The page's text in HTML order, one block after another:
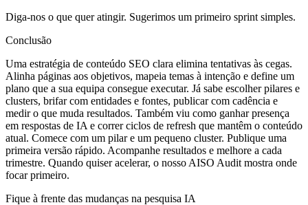
Diga‑nos o que quer atingir. Sugerimos um primeiro sprint simples.
Conclusão
Uma estratégia de conteúdo SEO clara elimina tentativas às cegas.
Alinha páginas aos objetivos, mapeia temas à intenção e define um
plano que a sua equipa consegue executar. Já sabe escolher pilares e
clusters, brifar com entidades e fontes, publicar com cadência e
medir o que muda resultados. Também viu como ganhar presença
em respostas de IA e correr ciclos de refresh que mantêm o conteúdo
atual. Comece com um pilar e um pequeno cluster. Publique uma
primeira versão rápido. Acompanhe resultados e melhore a cada
trimestre. Quando quiser acelerar, o nosso AISO Audit mostra onde
focar primeiro.
Fique à frente das mudanças na pesquisa IA